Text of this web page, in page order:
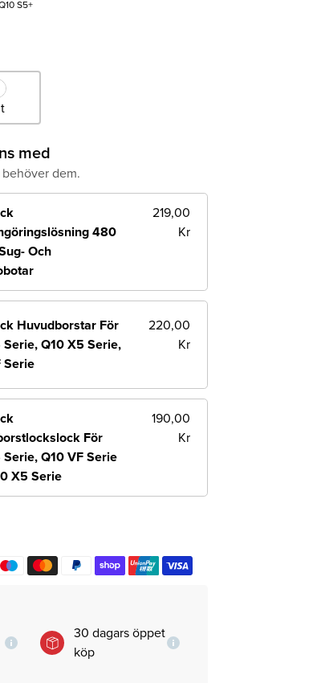
S5+
med
dem.
480
Och
219,00
Kr
Huvudborstar För
Serie, Q10 X5 Serie,
Serie
220,00
Kr
För
Serie, Q10 VF Serie
X5 Serie
190,00
Kr
30 dagars öppet
köp